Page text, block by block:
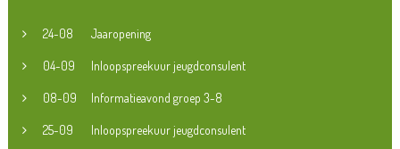
24-08 Jaaropening
04-09 Inloopspreekuur jeugdconsulent
08-09 Informatieavond groep 3-8
25-09 Inloopspreekuur jeugdconsulent